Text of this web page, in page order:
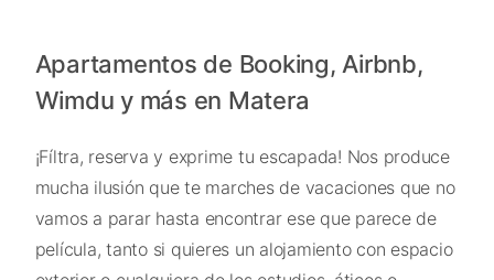
Apartamentos de Booking, Airbnb,
Wimdu y más en Matera
¡Fíltra, reserva y exprime tu escapada! Nos produce
mucha ilusión que te marches de vacaciones que no
vamos a parar hasta encontrar ese que parece de
película, tanto si quieres un alojamiento con espacio